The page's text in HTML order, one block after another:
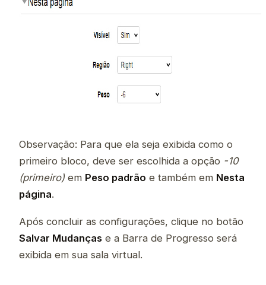
Observação: Para que ela seja exibida como o
primeiro bloco, deve ser escolhida a opção -10
(primeiro) em Peso padrão e também em Nesta
página.
Após concluir as configurações, clique no botão
Salvar Mudanças e a Barra de Progresso será
exibida em sua sala virtual.